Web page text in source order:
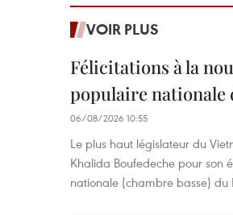
VOIR PLUS
Félicitations à la
populaire nationale
06/08/2026 10:55
Le plus haut législateur du
Khalida Boufedeche pour son
nationale (chambre basse) du